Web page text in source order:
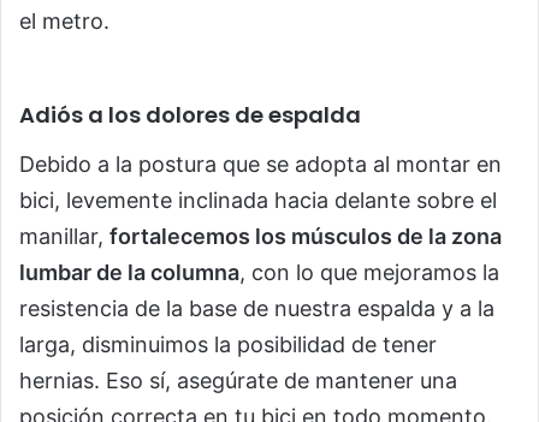
el metro.
Adiós a los dolores de espalda
Debido a la postura que se adopta al montar en
bici, levemente inclinada hacia delante sobre el
manillar, fortalecemos los músculos de la zona
lumbar de la columna, con lo que mejoramos la
resistencia de la base de nuestra espalda y a la
larga, disminuimos la posibilidad de tener
hernias. Eso sí, asegúrate de mantener una
posición correcta en tu bici en todo momento.